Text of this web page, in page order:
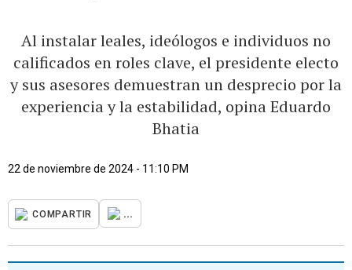
Al instalar leales, ideólogos e individuos no
calificados en roles clave, el presidente electo
y sus asesores demuestran un desprecio por la
experiencia y la estabilidad, opina Eduardo
Bhatia
22 de noviembre de 2024 - 11:10 PM
COMPARTIR ...